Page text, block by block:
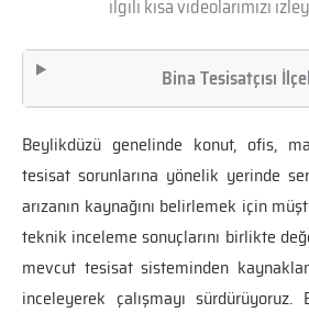
ilgili kısa videolarımızı
Bina Tesisatçısı
Beylikdüzü genelinde konut, ofis,
tesisat sorunlarına yönelik yerinde
arızanın kaynağını belirlemek için
teknik inceleme sonuçlarını birlikte
mevcut tesisat sisteminden
inceleyerek çalışmayı sürdürüyoruz.